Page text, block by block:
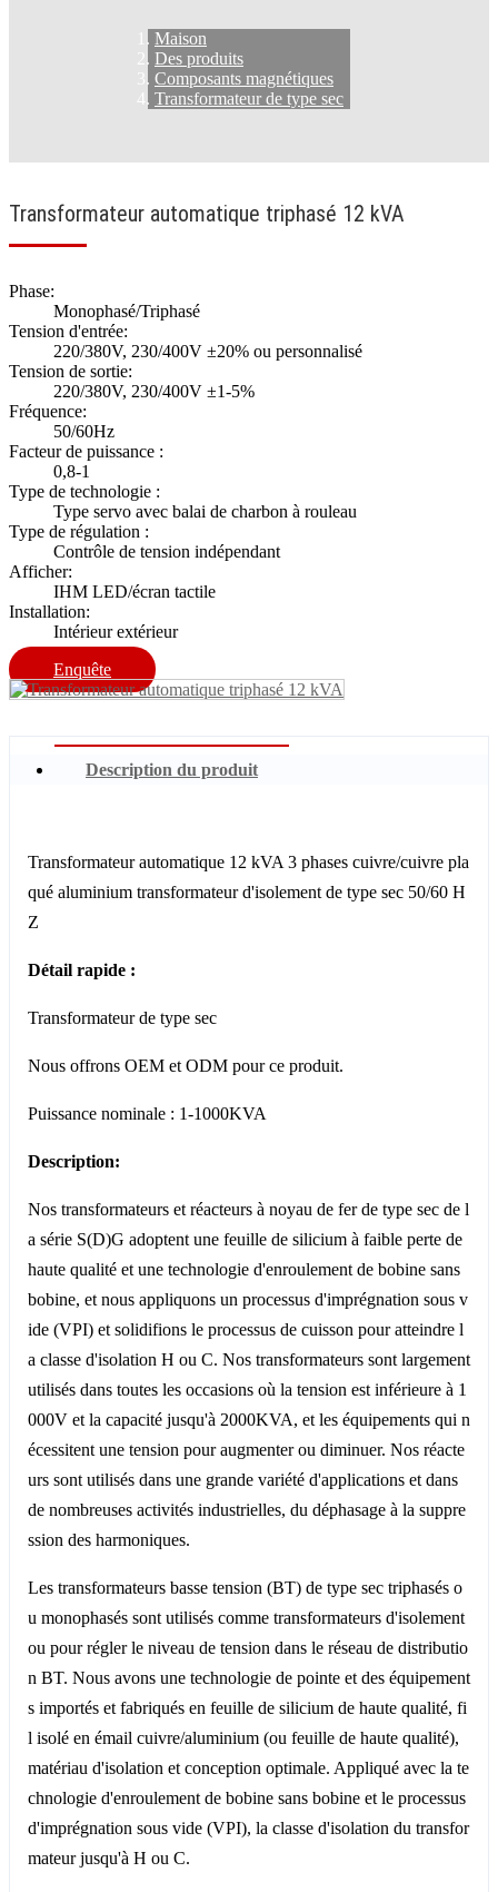
Maison
Des produits
Composants magnétiques
Transformateur de type sec
Transformateur automatique triphasé 12 kVA
Phase:
Monophasé/Triphasé
Tension d'entrée:
220/380V, 230/400V ±20% ou personnalisé
Tension de sortie:
220/380V, 230/400V ±1-5%
Fréquence:
50/60Hz
Facteur de puissance :
0,8-1
Type de technologie :
Type servo avec balai de charbon à rouleau
Type de régulation :
Contrôle de tension indépendant
Afficher:
IHM LED/écran tactile
Installation:
Intérieur extérieur
Enquête
Description du produit
Transformateur automatique 12 kVA 3 phases cuivre/cuivre pla
qué aluminium transformateur d'isolement de type sec 50/60 H
Z
Détail rapide :
Transformateur de type sec
Nous offrons OEM et ODM pour ce produit.
Puissance nominale : 1-1000KVA
Description:
Nos transformateurs et réacteurs à noyau de fer de type sec de l
a série S(D)G adoptent une feuille de silicium à faible perte de
haute qualité et une technologie d'enroulement de bobine sans
bobine, et nous appliquons un processus d'imprégnation sous v
ide (VPI) et solidifions le processus de cuisson pour atteindre l
a classe d'isolation H ou C. Nos transformateurs sont largement
utilisés dans toutes les occasions où la tension est inférieure à 1
000V et la capacité jusqu'à 2000KVA, et les équipements qui n
écessitent une tension pour augmenter ou diminuer. Nos réacte
urs sont utilisés dans une grande variété d'applications et dans
de nombreuses activités industrielles, du déphasage à la suppre
ssion des harmoniques.
Les transformateurs basse tension (BT) de type sec triphasés o
u monophasés sont utilisés comme transformateurs d'isolement
ou pour régler le niveau de tension dans le réseau de distributio
n BT. Nous avons une technologie de pointe et des équipement
s importés et fabriqués en feuille de silicium de haute qualité, fi
l isolé en émail cuivre/aluminium (ou feuille de haute qualité),
matériau d'isolation et conception optimale. Appliqué avec la te
chnologie d'enroulement de bobine sans bobine et le processus
d'imprégnation sous vide (VPI), la classe d'isolation du transfor
mateur jusqu'à H ou C.